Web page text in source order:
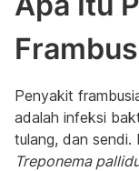
Penyakit
adalah infeksi
tulang, dan
Treponema